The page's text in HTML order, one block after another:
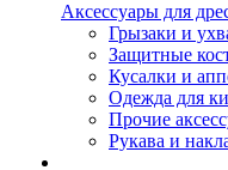
Аксессуары для
Грызаки и
Защитные
Кусалки и
Одежда для
Прочие
Рукава и